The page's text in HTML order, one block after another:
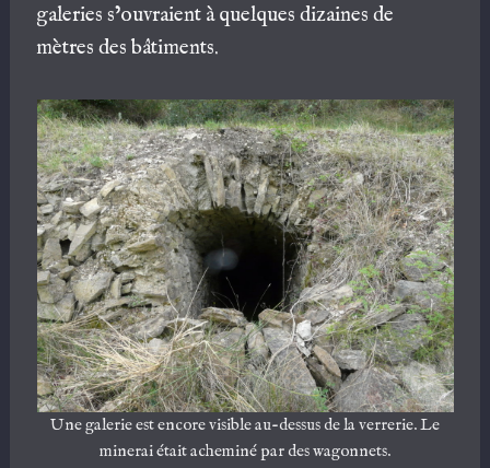
galeries s’ouvraient à quelques dizaines de
mètres des bâtiments.
Une galerie est encore visible au-dessus de la verrerie. Le
minerai était acheminé par des wagonnets.